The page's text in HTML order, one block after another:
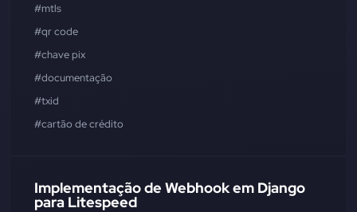
#mtls
#qr code
#chave pix
#documentação
#txid
#cartão de crédito
Implementação de Webhook em Django
para Litespeed